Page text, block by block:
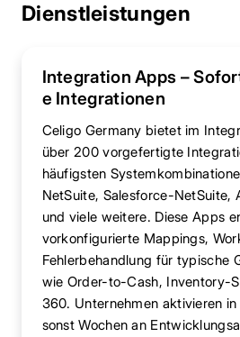
Dienstleistungen
Integration Apps –
e Integrationen
Celigo Germany bietet im
über 200 vorgefertigte
häufigsten
NetSuite, Salesforce-NetSuite,
und viele weitere. Diese Apps
vorkonfigurierte Mappings,
Fehlerbehandlung für typische
wie Order-to-Cash, Inventory-
360. Unternehmen aktivieren
sonst Wochen an